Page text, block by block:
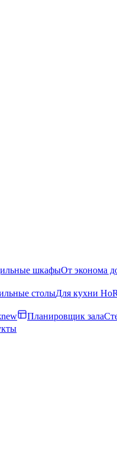
шкафыОт эконома
столыДля кухни
new Планировщик зала